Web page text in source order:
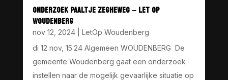
ONDERZOEK PAALTJE ZEGHEWEG – LET OP
WOUDENBERG
nov 12, 2024| LetOp Woudenberg
di 12 nov, 15:24 Algemeen WOUDENBERG De
gemeente Woudenberg gaat een onderzoek
instellen naar de mogelijk gevaarlijke situatie op